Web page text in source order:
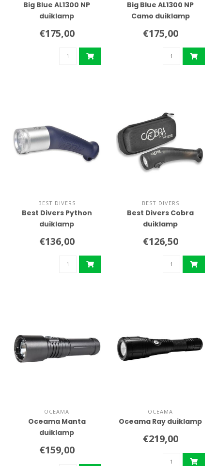
Big Blue AL1300 NP
duiklamp
€175,00
Big Blue AL1300 NP
Camo duiklamp
€175,00
BEST DIVERS
Best Divers Python
duiklamp
€136,00
BEST DIVERS
Best Divers Cobra
duiklamp
€126,50
OCEAMA
Oceama Manta
duiklamp
€159,00
OCEAMA
Oceama Ray duiklamp
€219,00